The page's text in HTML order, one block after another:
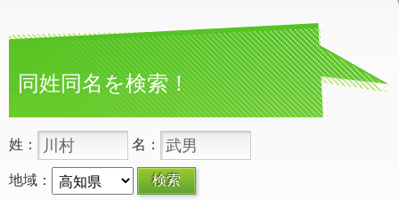
同姓同名を検索！
姓： 名：
地域：